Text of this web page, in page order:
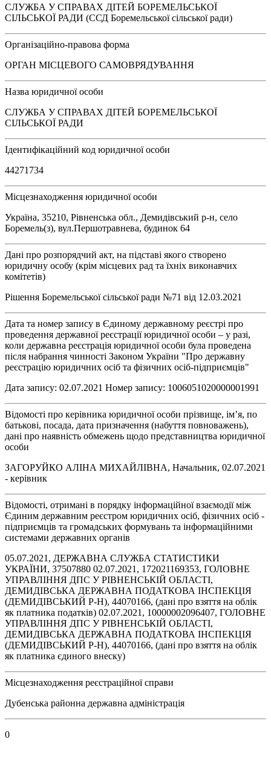
СЛУЖБА У СПРАВАХ ДІТЕЙ БОРЕМЕЛЬСЬКОЇ
СІЛЬСЬКОЇ РАДИ (ССД Боремельської сільської ради)
Організаційно-правова форма
ОРГАН МІСЦЕВОГО САМОВРЯДУВАННЯ
Назва юридичної особи
СЛУЖБА У СПРАВАХ ДІТЕЙ БОРЕМЕЛЬСЬКОЇ
СІЛЬСЬКОЇ РАДИ
Ідентифікаційний код юридичної особи
44271734
Місцезнаходження юридичної особи
Україна, 35210, Рівненська обл., Демидівський р-н, село
Боремель(з), вул.Першотравнева, будинок 64
Дані про розпорядчий акт, на підставі якого створено
юридичну особу (крім місцевих рад та їхніх виконавчих
комітетів)
Рішення Боремельської сільської ради №71 від 12.03.2021
Дата та номер запису в Єдиному державному реєстрі про
проведення державної реєстрації юридичної особи – у разі,
коли державна реєстрація юридичної особи була проведена
після набрання чинності Законом України "Про державну
реєстрацію юридичних осіб та фізичних осіб-підприємців"
Дата запису: 02.07.2021 Номер запису: 1006051020000001991
Відомості про керівника юридичної особи прізвище, ім’я, по
батькові, посада, дата призначення (набуття повноважень),
дані про наявність обмежень щодо представництва юридичної
особи
ЗАГОРУЙКО АЛІНА МИХАЙЛІВНА, Начальник, 02.07.2021
- керівник
Відомості, отримані в порядку інформаційної взаємодії між
Єдиним державним реєстром юридичних осіб, фізичних осіб -
підприємців та громадських формувань та інформаційними
системами державних органів
05.07.2021, ДЕРЖАВНА СЛУЖБА СТАТИСТИКИ
УКРАЇНИ, 37507880 02.07.2021, 172021169353, ГОЛОВНЕ
УПРАВЛІННЯ ДПС У РІВНЕНСЬКІЙ ОБЛАСТІ,
ДЕМИДІВСЬКА ДЕРЖАВНА ПОДАТКОВА ІНСПЕКЦІЯ
(ДЕМИДІВСЬКИЙ Р-Н), 44070166, (дані про взяття на облік
як платника податків) 02.07.2021, 10000002096407, ГОЛОВНЕ
УПРАВЛІННЯ ДПС У РІВНЕНСЬКІЙ ОБЛАСТІ,
ДЕМИДІВСЬКА ДЕРЖАВНА ПОДАТКОВА ІНСПЕКЦІЯ
(ДЕМИДІВСЬКИЙ Р-Н), 44070166, (дані про взяття на облік
як платника єдиного внеску)
Місцезнаходження реєстраційної справи
Дубенська районна державна адміністрація
0